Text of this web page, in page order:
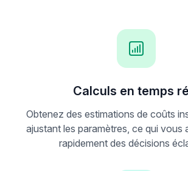
Calculs en temps
Obtenez des estimations de coûts
ajustant les paramètres, ce qui vous
rapidement des décisions